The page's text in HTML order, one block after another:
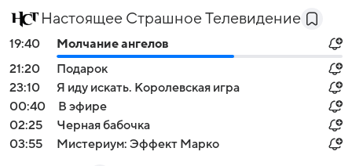
Настоящее Страшное Телевидение
19:40
Молчание ангелов
21:20
Подарок
23:10
Я иду искать. Королевская игра
00:40
В эфире
02:25
Черная бабочка
03:55
Мистериум: Эффект Марко